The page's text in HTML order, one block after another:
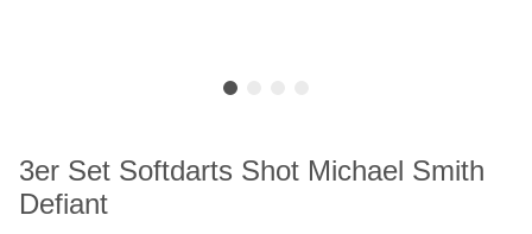
3er Set Softdarts Shot Michael Smith
Defiant